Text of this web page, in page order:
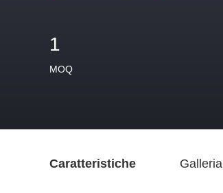
1
MOQ
Caratteristiche Galleria